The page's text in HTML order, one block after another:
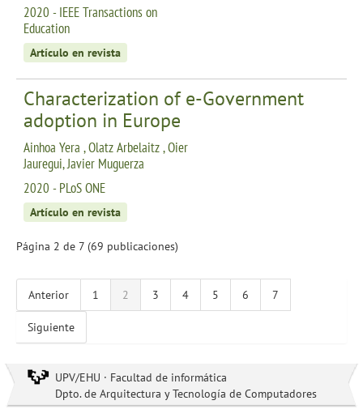
2020 - IEEE Transactions on
Education
Artículo en revista
Characterization of e-Government
adoption in Europe
Ainhoa Yera , Olatz Arbelaitz , Oier
Jauregui, Javier Muguerza
2020 - PLoS ONE
Artículo en revista
Página 2 de 7 (69 publicaciones)
Anterior 1 2 3 4 5 6 7
Siguiente
UPV/EHU · Facultad de informática
Dpto. de Arquitectura y Tecnología de Computadores